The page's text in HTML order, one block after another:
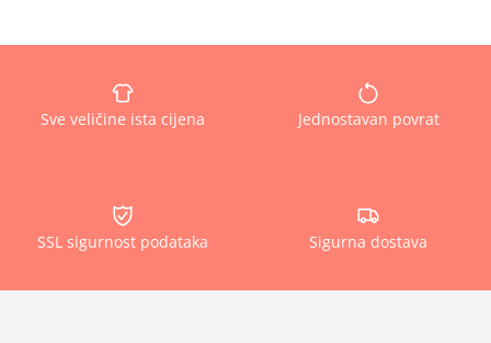
Sve veličine ista cijena Jednostavan povrat
SSL sigurnost podataka Sigurna dostava